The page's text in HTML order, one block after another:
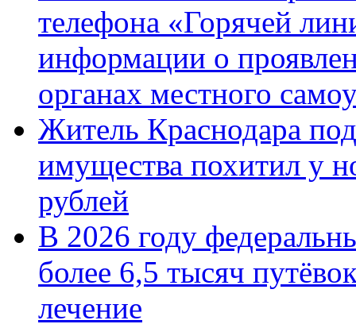
телефона «Горячей
информации о
органах местного
Житель Краснодара
имущества похитил у
рублей
В 2026 году
более 6,5 тысяч
лечение